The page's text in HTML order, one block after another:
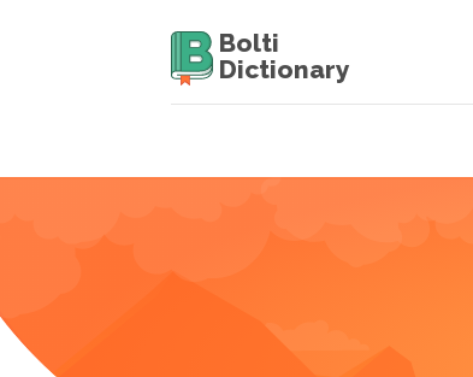
Bolti
Dictionary